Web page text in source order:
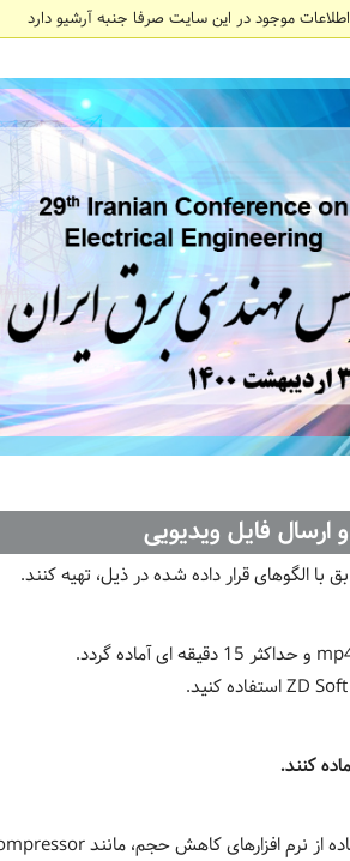
موجود در این سایت صرفا جنبه آرشیو دارد
ارسال فایل ویدیویی
کنند.